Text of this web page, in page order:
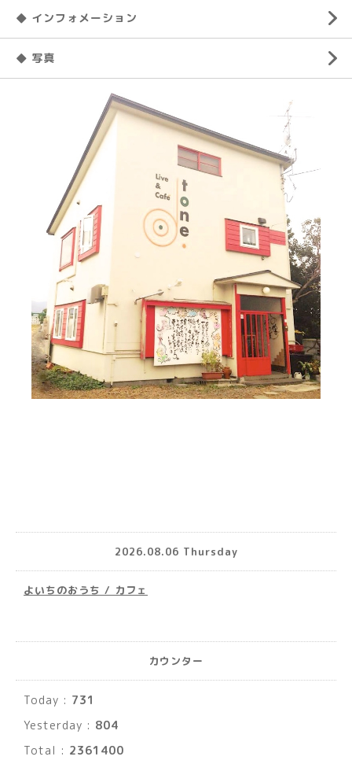
◆ インフォメーション
◆ 写真
2026.08.06 Thursday
よいちのおうち / カフェ
カウンター
Today : 731
Yesterday : 804
Total : 2361400